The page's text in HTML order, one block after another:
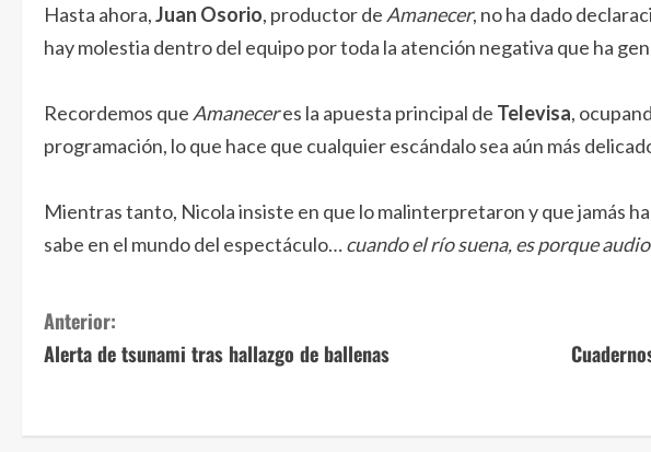
Hasta ahora,Juan Osorio, productor de Amanecer, no ha dado
hay molestia dentro del equipo por toda la atención negativa que ha
Recordemos que Amaneceres la apuesta principal de Televisa,
programación, lo que hace que cualquier escándalo sea aún más
Mientras tanto, Nicola insiste en que lo malinterpretaron y que jamás
sabe en el mundo del espectáculo…cuando el río suena, es porque
S
i
Anterior:
Alerta de tsunami tras hallazgo de ballenas